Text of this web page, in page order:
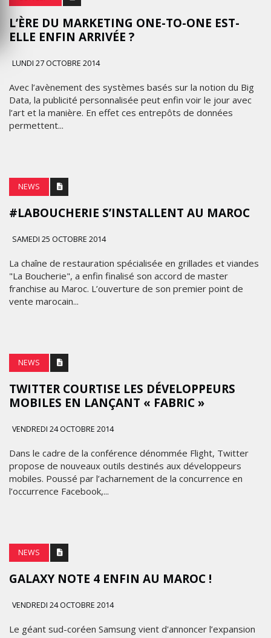
L’ÈRE DU MARKETING ONE-TO-ONE EST-
ELLE ENFIN ARRIVÉE ?
LUNDI 27 OCTOBRE 2014
Avec l’avènement des systèmes basés sur la notion du Big
Data, la publicité personnalisée peut enfin voir le jour avec
l’art et la manière. En effet ces entrepôts de données
permettent...
NEWS
#LABOUCHERIE S’INSTALLENT AU MAROC
SAMEDI 25 OCTOBRE 2014
La chaîne de restauration spécialisée en grillades et viandes
"La Boucherie", a enfin finalisé son accord de master
franchise au Maroc. L’ouverture de son premier point de
vente marocain...
NEWS
TWITTER COURTISE LES DÉVELOPPEURS
MOBILES EN LANÇANT « FABRIC »
VENDREDI 24 OCTOBRE 2014
Dans le cadre de la conférence dénommée Flight, Twitter
propose de nouveaux outils destinés aux développeurs
mobiles. Poussé par l’acharnement de la concurrence en
l’occurrence Facebook,...
NEWS
GALAXY NOTE 4 ENFIN AU MAROC !
VENDREDI 24 OCTOBRE 2014
Le géant sud-coréen Samsung vient d'annoncer l’expansion